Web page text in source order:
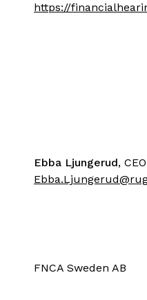
https://
Ebba Ljungerud, CEO
FNCA Sweden AB